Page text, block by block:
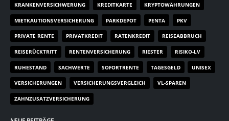
KRANKENVERSICHWERUNG KREDITKARTE KRYPTOWÄHRUNGEN
MIETKAUTIONSVERSICHERUNG PARKDEPOT PENTA PKV
PRIVATE RENTE PRIVATKREDIT RATENKREDIT REISEABBRUCH
REISERÜCKTRITT RENTENVERSICHERUNG RIESTER RISIKO-LV
RUHESTAND SACHWERTE SOFORTRENTE TAGESGELD UNISEX
VERSICHERUNGEN VERSICHERUNGSVERGLEICH VL-SPAREN
ZAHNZUSATZVERSICHERUNG